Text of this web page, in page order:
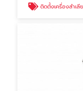
ติดตั้งเครื่องลำเ